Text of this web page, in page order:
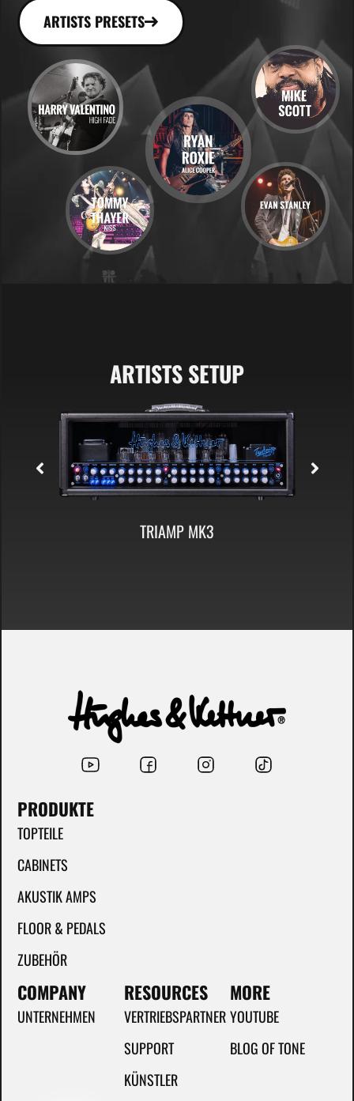
ARTISTS PRESETS
ARTISTS SETUP
TC 412 A60 CABINET
PRODUKTE
TOPTEILE
CABINETS
AKUSTIK AMPS
FLOOR & PEDALS
ZUBEHÖR
COMPANY
UNTERNEHMEN
RESOURCES
VERTRIEBSPARTNER
SUPPORT
KÜNSTLER
MORE
YOUTUBE
BLOG OF TONE